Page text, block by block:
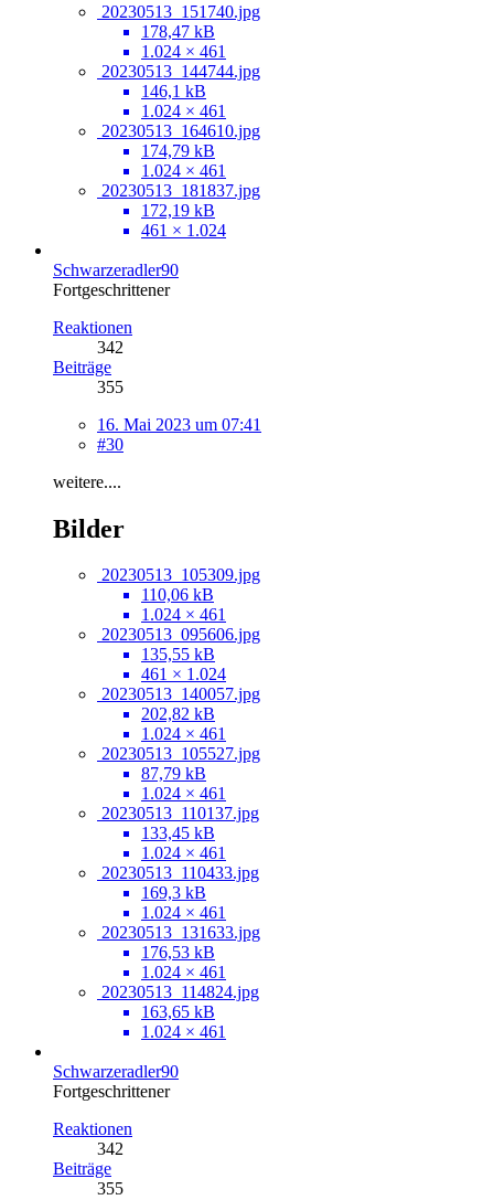
20230513_151740.jpg
178,47 kB
1.024 × 461
20230513_144744.jpg
146,1 kB
1.024 × 461
20230513_164610.jpg
174,79 kB
1.024 × 461
20230513_181837.jpg
172,19 kB
461 × 1.024
Schwarzeradler90
Fortgeschrittener
Reaktionen
342
Beiträge
355
16. Mai 2023 um 07:41
#30
weitere....
Bilder
20230513_105309.jpg
110,06 kB
1.024 × 461
20230513_095606.jpg
135,55 kB
461 × 1.024
20230513_140057.jpg
202,82 kB
1.024 × 461
20230513_105527.jpg
87,79 kB
1.024 × 461
20230513_110137.jpg
133,45 kB
1.024 × 461
20230513_110433.jpg
169,3 kB
1.024 × 461
20230513_131633.jpg
176,53 kB
1.024 × 461
20230513_114824.jpg
163,65 kB
1.024 × 461
Schwarzeradler90
Fortgeschrittener
Reaktionen
342
Beiträge
355